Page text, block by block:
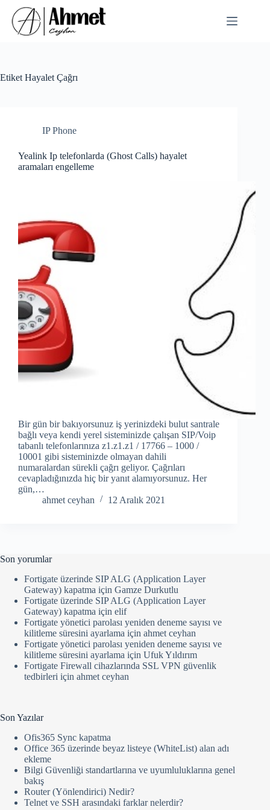
content
Etiket Hayalet Çağrı
IP Phone
Yealink Ip telefonlarda (Ghost Calls) hayalet
aramaları engelleme
Bir gün bir bakıyorsunuz iş yerinizdeki bulut santrale
bağlı veya kendi yerel sisteminizde çalışan SIP/Voip
tabanlı telefonlarınıza z1.z1.z1 / 17766 – 1000 /
10001 gibi sisteminizde olmayan dahili
numaralardan sürekli çağrı geliyor. Çağrıları
cevapladığınızda hiç bir yanıt alamıyorsunuz. Her
gün,…
ahmet ceyhan
12 Aralık 2021
Son yorumlar
Fortigate üzerinde SIP ALG (Application Layer
Gateway) kapatma için Gamze Durkutlu
Fortigate üzerinde SIP ALG (Application Layer
Gateway) kapatma için elif
Fortigate yönetici parolası yeniden deneme sayısı ve
kilitleme süresini ayarlama için ahmet ceyhan
Fortigate yönetici parolası yeniden deneme sayısı ve
kilitleme süresini ayarlama için Ufuk Yıldırım
Fortigate Firewall cihazlarında SSL VPN güvenlik
tedbirleri için ahmet ceyhan
Son Yazılar
Ofis365 Sync kapatma
Office 365 üzerinde beyaz listeye (WhiteList) alan adı
ekleme
Bilgi Güvenliği standartlarına ve uyumluluklarına genel
bakış
Router (Yönlendirici) Nedir?
Telnet ve SSH arasındaki farklar nelerdir?